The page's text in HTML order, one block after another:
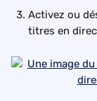
Activez ou
titres en